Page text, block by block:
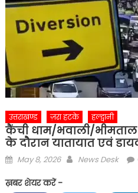
उत्तराखण्ड ज़रा हटके हल्द्वानी
कैंची धाम/भवाली/भीमताल
के दौरान यातायात एवं
Posted
May 8, 2026 Author
News Desk
ख़बर शेयर करें -